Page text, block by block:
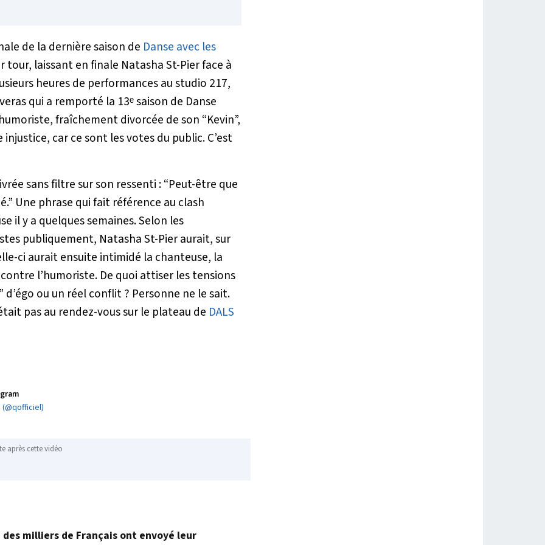
de la dernière saison de Danse avec les
tour, laissant en finale Natasha St-Pier face à
heures de performances au studio 217,
qui a remporté la 13ᵉ saison de Danse
fraîchement divorcée de son “Kevin”,
injustice, car ce sont les votes du public. C’est
sans filtre sur son ressenti :“Peut-être que
Une phrase qui fait référence au clash
il y a quelques semaines. Selon les
publiquement, Natasha St-Pier aurait, sur
ci aurait ensuite intimidé la chanteuse, la
l’humoriste. De quoi attiser les tensions
ou un réel conflit ? Personne ne le sait.
pas au rendez-vous sur le plateau de DALS
après cette vidéo
milliers de Français ont envoyé leur